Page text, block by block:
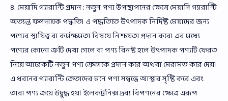
৪. মেয়াদি গ্যারান্টি প্রদান : নতুন পণ্য উপস্থাপনের ক্ষেত্রে মেয়াদি গ্যারান্টি
অত্যন্ত ফলদায়ক পদ্ধতি। এ পদ্ধতিতে উৎপাদক নির্দিষ্ট মেয়াদের জন্য
পণ্যের স্থায়িত্ব বা কর্মক্ষমতা বিষয়ে নিশ্চয়তা প্রদান করে। এর মধ্যে
পণ্যের কোনো ত্রুটি দেখা গেলে বা পণ্য বিনষ্ট হলে উৎপাদক পণ্যটি ফেরত
নিয়ে আরেকটি নতুন পণ্য ক্রেতাকে প্রদান করে অথবা মেরামত করে দেয়।
এ ধরনের গ্যারান্টি ক্রেতাদের মনে পণ্য সম্বন্ধে আস্থার সৃষ্টি করে এবং
তারা পণ্য ক্রয়ে উদ্বুদ্ধ হয়। ইলেকট্রনিক্স দ্রব্য বিপণনের ক্ষেত্রে এরূপ